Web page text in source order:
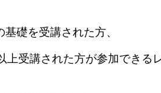
礎を受講された方、
上受講された方が参加できる